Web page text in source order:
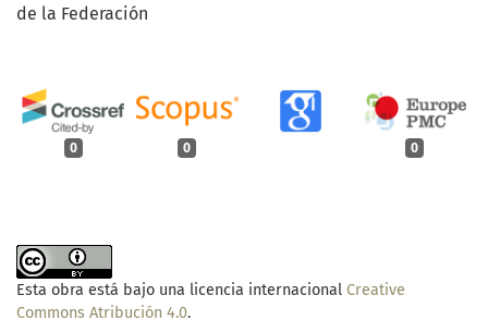
0 0 0
de la Federación
Esta obra está bajo una licencia internacional Creative
Commons Atribución 4.0.